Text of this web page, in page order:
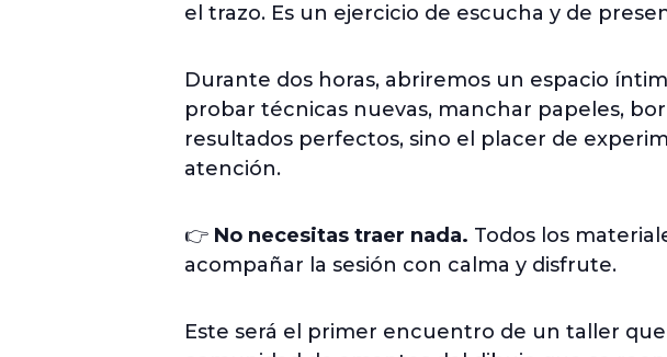
el trazo. Es un ejercicio de escucha y de
Durante dos horas, abriremos un espacio
probar técnicas nuevas, manchar papeles,
resultados perfectos, sino el placer de
atención.
👉 No necesitas traer nada. Todos los
acompañar la sesión con calma y disfrute.
Este será el primer encuentro de un taller